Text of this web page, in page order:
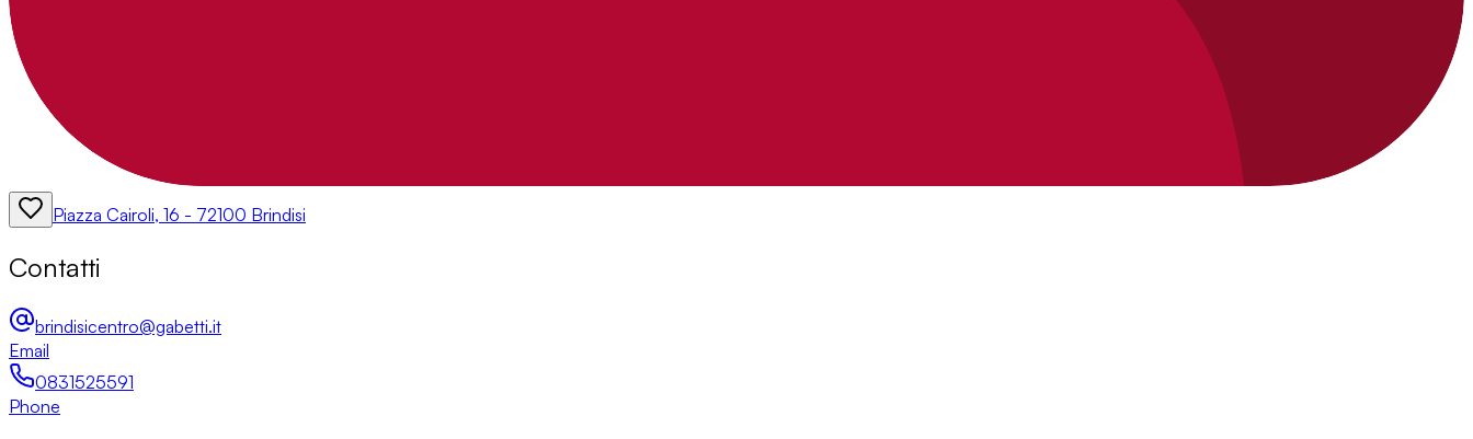
Piazza Cairoli, 16 - 72100 Brindisi
Contatti
brindisicentro@gabetti.it
Email
0831525591
Phone